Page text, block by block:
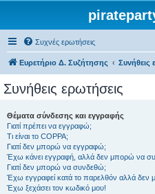
Συχνές ερωτήσεις
Ευρετήριο Δ. Συζήτησης Συνήθεις
Συνήθεις ερωτήσεις
Θέματα σύνδεσης και εγγραφής
Γιατί πρέπει να εγγραφώ;
Τι είναι το COPPA;
Γιατί δεν μπορώ να εγγραφώ;
Έχω κάνει εγγραφή, αλλά δεν μπορώ να
Γιατί δεν μπορώ να συνδεθώ;
Έχω εγγραφεί κατά το παρελθόν αλλά
Έχω ξεχάσει τον κωδικό μου!